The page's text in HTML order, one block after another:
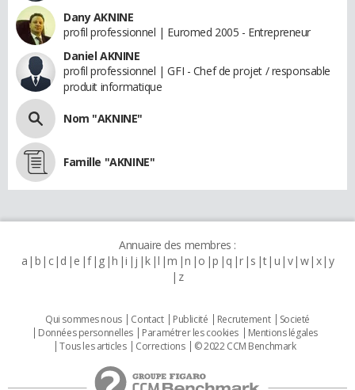
Dany AKNINE
profil professionnel | Euromed 2005 - Entrepreneur
Daniel AKNINE
profil professionnel | GFI - Chef de projet / responsable
produit informatique
Nom "AKNINE"
Famille "AKNINE"
Annuaire des membres :
a b c d e f g h i j k l m n o p q r s t u v w x y
z
Qui sommes nous Contact Publicité Recrutement
Societé
Données personnelles
Paramétrer les cookies
Mentions légales
Tous les articles
Corrections © 2022 CCM Benchmark